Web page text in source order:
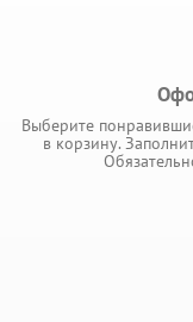
Выберите
в корзину.